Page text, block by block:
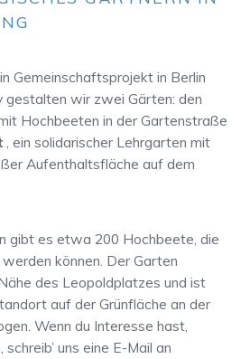
Gemeinschaftsprojekt in Berlin
gestalten wir zwei Gärten: den
Hochbeeten in der Gartenstraße
, ein solidarischer Lehrgarten mit
Aufenthaltsfläche auf dem
gibt es etwa 200 Hochbeete, die
können. Der Garten
des Leopoldplatzes und ist
auf der Grünfläche an der
Wenn du Interesse hast,
uns eine E-Mail an